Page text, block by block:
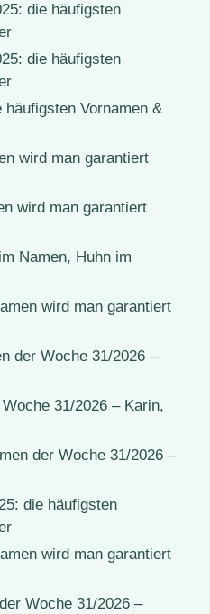
die häufigsten
die häufigsten
häufigsten Vornamen &
wird man garantiert
wird man garantiert
Namen, Huhn im
wird man garantiert
der Woche 31/2026 –
31/2026 – Karin,
der Woche 31/2026 –
die häufigsten
wird man garantiert
Woche 31/2026 –